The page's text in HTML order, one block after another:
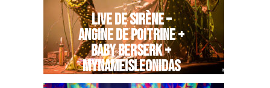
LIVE DE SIRÈNE –
ANGINE DE POITRINE +
BABY BERSERK +
MYNAMEISLEONIDAS